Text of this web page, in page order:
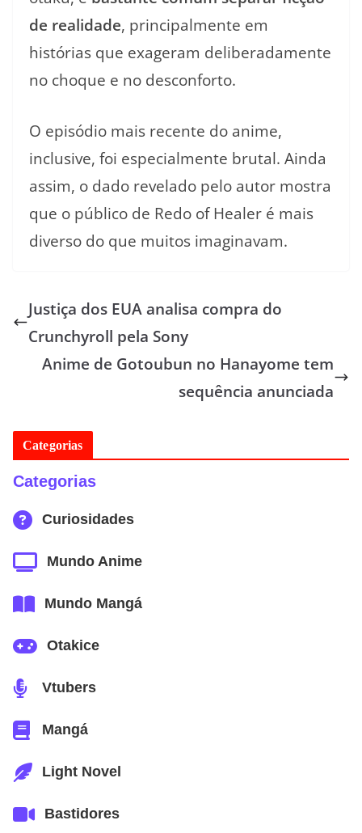
de realidade, principalmente em
histórias que exageram deliberadamente
no choque e no desconforto.
O episódio mais recente do anime,
inclusive, foi especialmente brutal. Ainda
assim, o dado revelado pelo autor mostra
que o público de Redo of Healer é mais
diverso do que muitos imaginavam.
Justiça dos EUA analisa compra do
Crunchyroll pela Sony
Anime de Gotoubun no Hanayome tem
sequência anunciada
Categorias
Categorias
Curiosidades
Mundo Anime
Mundo Mangá
Otakice
Vtubers
Mangá
Light Novel
Bastidores